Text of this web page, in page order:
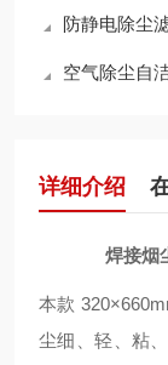
防静电除尘滤
空气除尘自
详细介绍
焊接烟
本款
尘细、轻、粘